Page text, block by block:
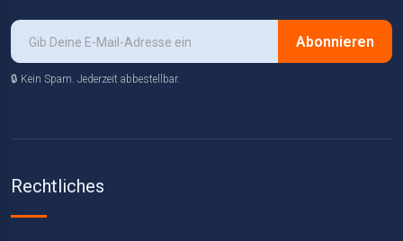
Abonnieren
🔒 Kein Spam. Jederzeit abbestellbar.
Rechtliches